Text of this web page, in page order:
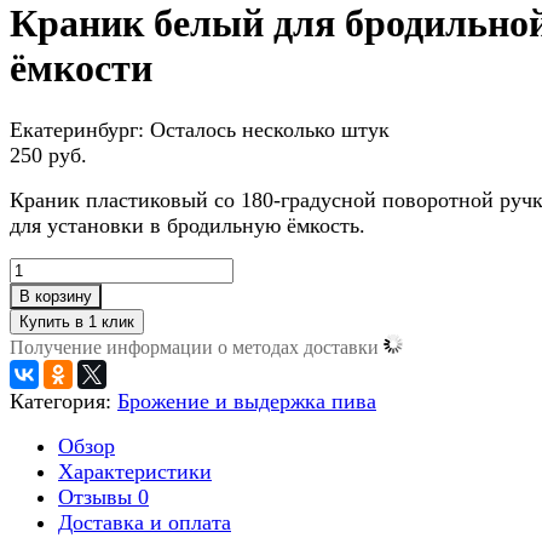
Краник белый для
ёмкости
Екатеринбург: Осталось несколько штук
250 руб.
Краник пластиковый со 180-градусной поворотной
для установки в бродильную ёмкость.
В корзину
Получение информации о методах доставки
Категория: Брожение и выдержка пива
Обзор
Характеристики
Отзывы 0
Доставка и оплата